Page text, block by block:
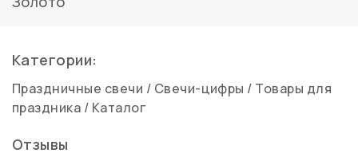
Категории:
Праздничные свечи / Свечи-цифры / Товары для
праздника / Каталог
Отзывы